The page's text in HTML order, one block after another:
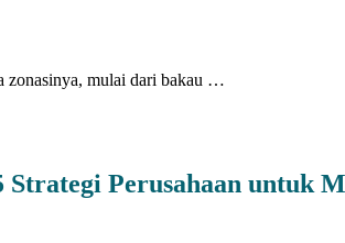
zonasinya, mulai dari bakau …
Perusahaan untuk